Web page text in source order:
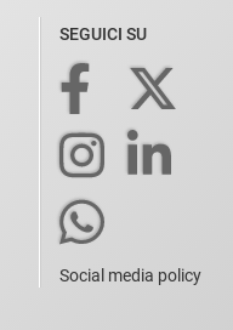
SEGUICI SU
Social media policy